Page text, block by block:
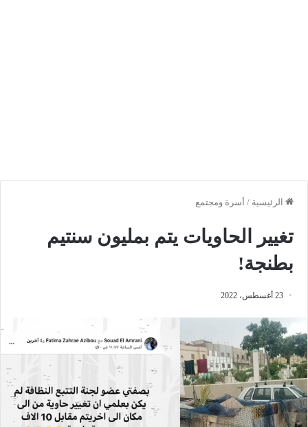
الرئيسية / أسرة ومجتمع
تغيير الحاويات يتم بمليون سنتيم
بطنجة!
23 أغسطس، 2022